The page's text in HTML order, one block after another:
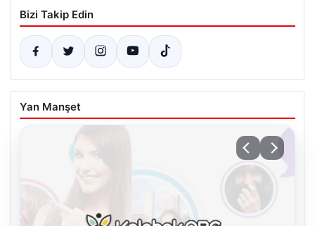
Bizi Takip Edin
Yan Manşet